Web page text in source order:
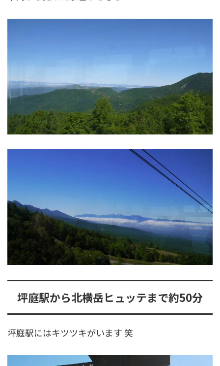
坪庭駅から北横岳ヒュッテまで約50分
坪庭駅にはキツツキがいます 笑